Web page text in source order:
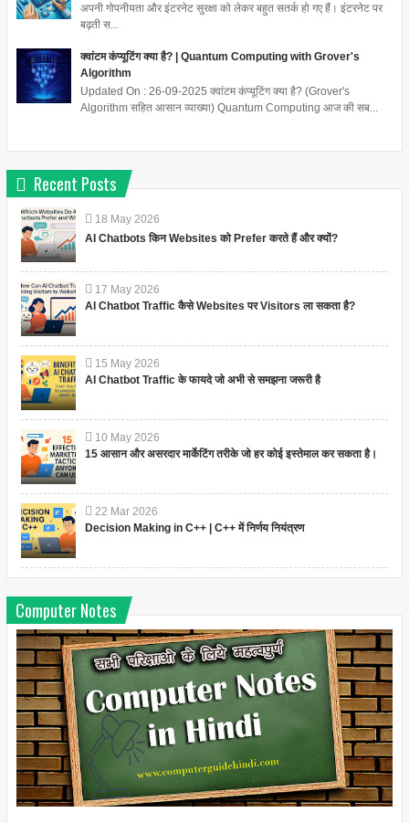
अपनी गोपनीयता और इंटरनेट सुरक्षा को लेकर बहुत सतर्क हो गए हैं। इंटरनेट पर
बढ़ती स...
क्वांटम कंप्यूटिंग क्या है? | Quantum Computing with Grover's
Algorithm
Updated On : 26-09-2025 क्वांटम कंप्यूटिंग क्या है? (Grover's
Algorithm सहित आसान व्याख्या) Quantum Computing आज की सब...
Recent Posts
18 May 2026
AI Chatbots किन Websites को Prefer करते हैं और क्यों?
17 May 2026
AI Chatbot Traffic कैसे Websites पर Visitors ला सकता है?
15 May 2026
AI Chatbot Traffic के फायदे जो अभी से समझना जरूरी है
10 May 2026
15 आसान और असरदार मार्केटिंग तरीके जो हर कोई इस्तेमाल कर सकता है।
22 Mar 2026
Decision Making in C++ | C++ में निर्णय नियंत्रण
Computer Notes